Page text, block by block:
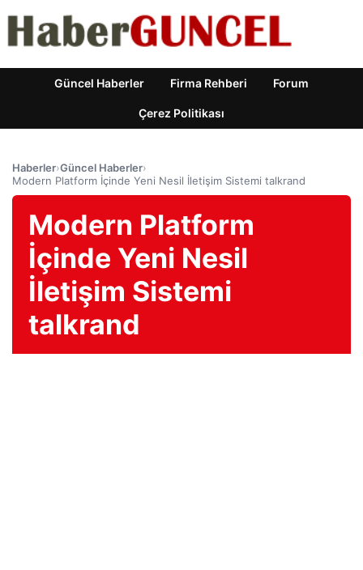
Güncel Haberler Firma Rehberi Forum
Çerez Politikası
Haberler›Güncel Haberler›
Modern Platform İçinde Yeni Nesil İletişim Sistemi talkrand
Modern Platform
İçinde Yeni Nesil
İletişim Sistemi
talkrand